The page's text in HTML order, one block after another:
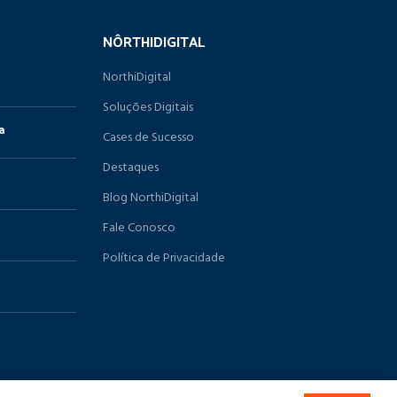
NÔRTHIDIGITAL
NorthiDigital
Soluções Digitais
Cases de Sucesso
Destaques
Blog NorthiDigital
Fale Conosco
Política de Privacidade